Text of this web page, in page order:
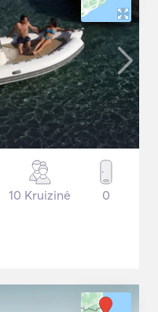
10 Kruizinė 0